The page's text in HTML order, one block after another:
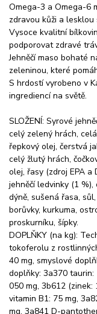
Omega-3 a Omega-6
zdravou kůži a
Vysoce kvalitní
podporovat zdravé
Jehněčí maso bohaté
zeleninou, které
S hrdostí vyrobeno v
ingrediencí na světě.
SLOŽENÍ: Syrové
celý zelený hrách,
řepkový olej, čerstvá
celý žlutý hrách,
olej, řasy (zdroj EPA a
jehněčí ledvinky (1
dýně, sušená řasa,
borůvky, kurkuma,
proskurníku, šípky.
DOPLŇKY (na kg):
tokoferolu z
40 mg, smyslové
doplňky: 3a370
050 mg, 3b612 (zinek:
vitamin B1: 75 mg,
mg, 3a841 D-